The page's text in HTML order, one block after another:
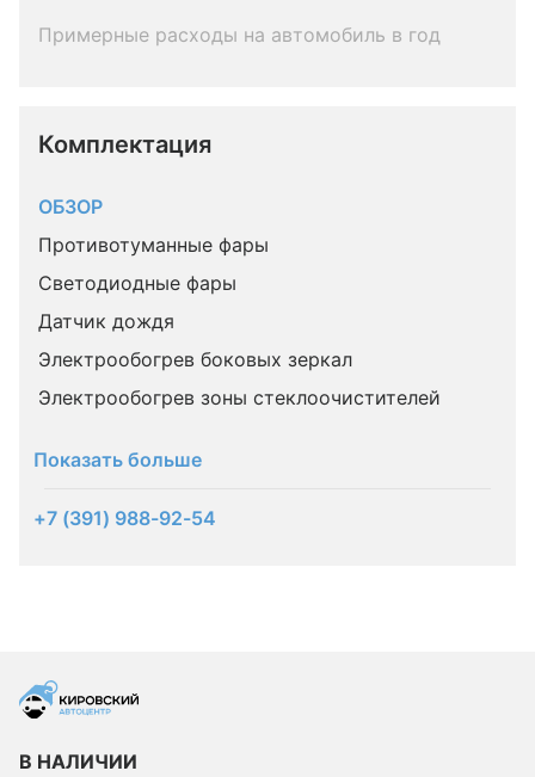
Примерные расходы на автомобиль в год
Комплектация
ОБЗОР
Противотуманные фары
Светодиодные фары
Датчик дождя
Электрообогрев боковых зеркал
Электрообогрев зоны стеклоочистителей
Показать больше
+7 (391) 988-92-54
В НАЛИЧИИ